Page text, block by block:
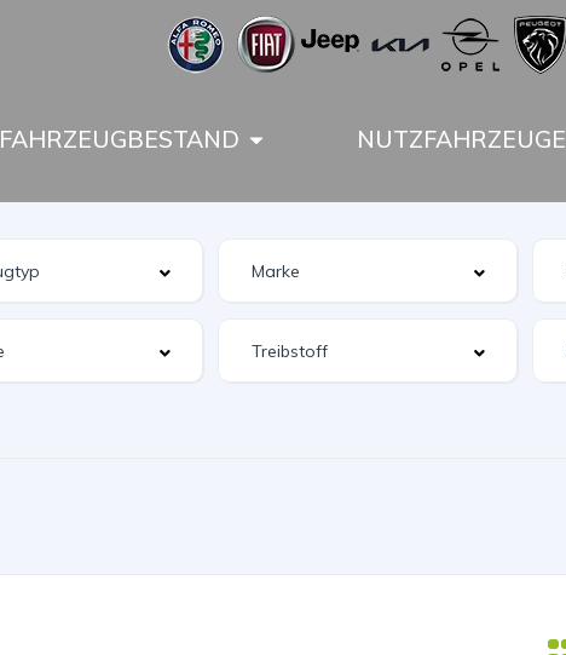
FAHRZEUGBESTAND NUTZFAHRZEUGE